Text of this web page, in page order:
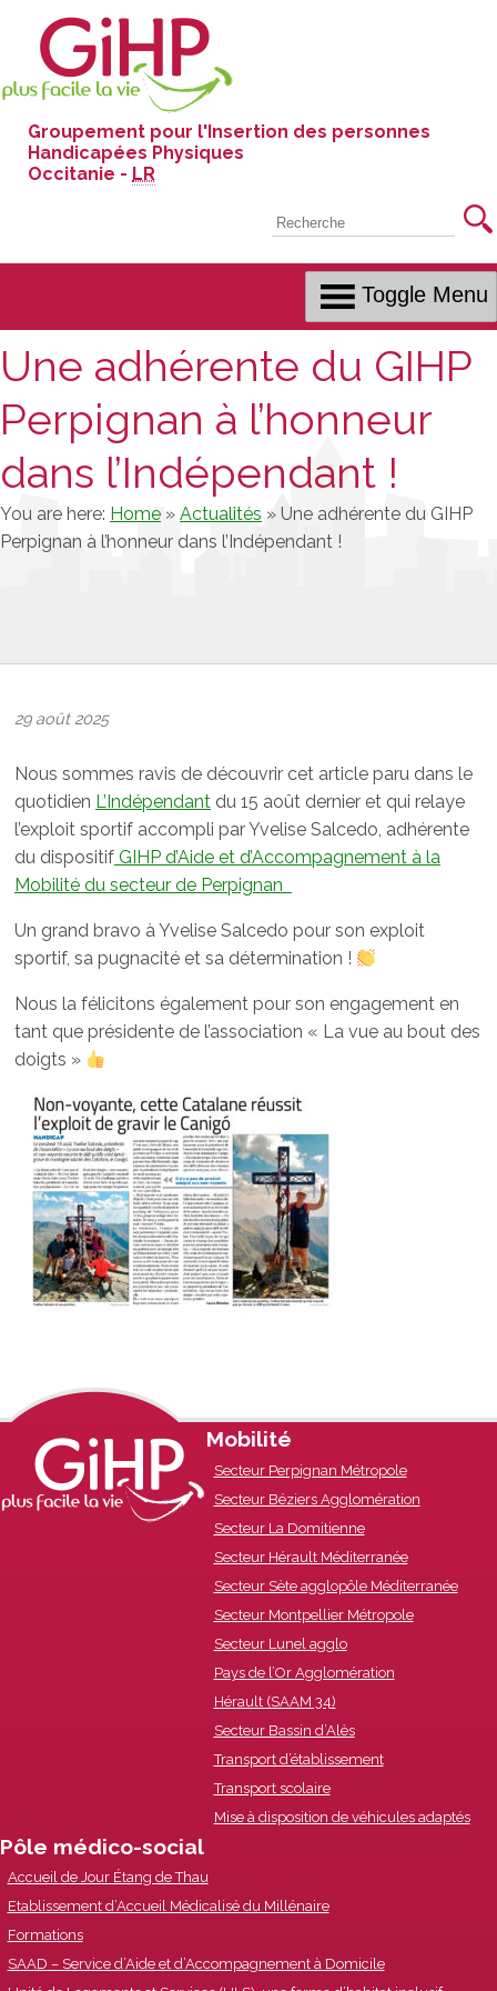
Groupement pour l'Insertion des personnes
Handicapées Physiques
Occitanie - LR
Recherche
Toggle Menu
Une adhérente du GIHP
Perpignan à l’honneur
dans l’Indépendant !
You are here: Home » Actualités » Une adhérente du GIHP
Perpignan à l’honneur dans l’Indépendant !
29 août 2025
Nous sommes ravis de découvrir cet article paru dans le
quotidien L’Indépendant du 15 août dernier et qui relaye
l’exploit sportif accompli par Yvelise Salcedo, adhérente
du dispositif GIHP d’Aide et d’Accompagnement à la
Mobilité du secteur de Perpignan
Un grand bravo à Yvelise Salcedo pour son exploit
sportif, sa pugnacité et sa détermination !
Nous la félicitons également pour son engagement en
tant que présidente de l’association « La vue au bout des
doigts »
Footer
Content
Mobilité
Secteur Perpignan Métropole
Secteur Béziers Agglomération
Secteur La Domitienne
Secteur Hérault Méditerranée
Secteur Sète agglopôle Méditerranée
Secteur Montpellier Métropole
Secteur Lunel agglo
Pays de l’Or Agglomération
Hérault (SAAM 34)
Secteur Bassin d’Alès
Transport d’établissement
Transport scolaire
Mise à disposition de véhicules adaptés
Pôle médico-social
Accueil de Jour Étang de Thau
Etablissement d’Accueil Médicalisé du Millénaire
Formations
SAAD – Service d’Aide et d’Accompagnement à Domicile